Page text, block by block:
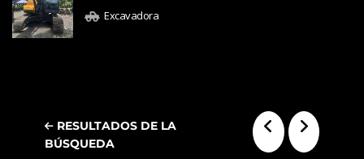
Excavadora
RESULTADOS DE LA
BÚSQUEDA